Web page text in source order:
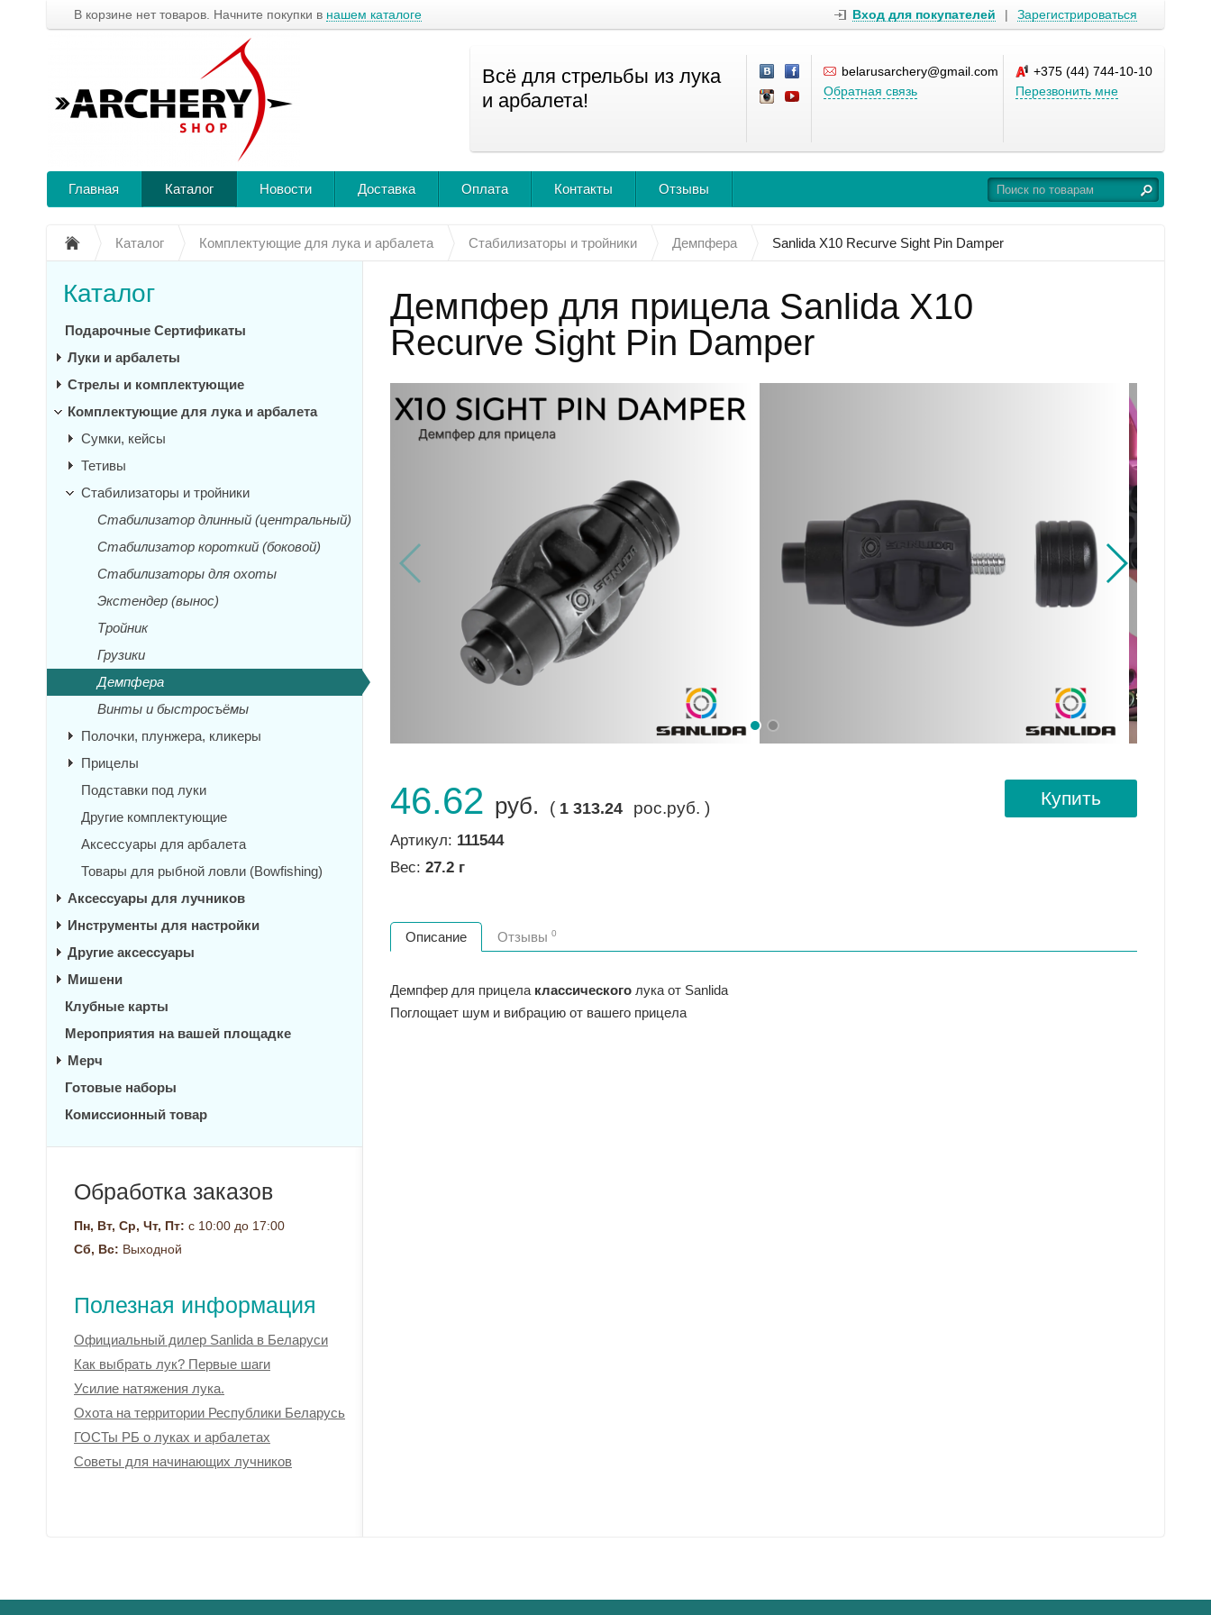
В корзине нет товаров. Начните покупки в нашем каталоге Вход для покупателей | Зарегистрироваться
Всё для стрельбы из лука
и арбалета!
belarusarchery@gmail.com
Обратная связь
+375 (44) 744-10-10
Перезвонить мне
Главная Каталог Новости Доставка Оплата Контакты Отзывы
Каталог Комплектующие для лука и арбалета Стабилизаторы и тройники Демпфера Sanlida X10 Recurve Sight Pin Damper
Демпфер для прицела Sanlida X10
Recurve Sight Pin Damper
46.62 руб. ( 1 313.24 рос.руб. )
Артикул: 111544
Вес: 27.2 г
Купить
Описание Отзывы 0
Демпфер для прицела классического лука от Sanlida
Поглощает шум и вибрацию от вашего прицела
Каталог
Подарочные Сертификаты
Луки и арбалеты
Стрелы и комплектующие
Комплектующие для лука и арбалета
Сумки, кейсы
Тетивы
Стабилизаторы и тройники
Стабилизатор длинный (центральный)
Стабилизатор короткий (боковой)
Стабилизаторы для охоты
Экстендер (вынос)
Тройник
Грузики
Демпфера
Винты и быстросъёмы
Полочки, плунжера, кликеры
Прицелы
Подставки под луки
Другие комплектующие
Аксессуары для арбалета
Товары для рыбной ловли (Bowfishing)
Аксессуары для лучников
Инструменты для настройки
Другие аксессуары
Мишени
Клубные карты
Мероприятия на вашей площадке
Мерч
Готовые наборы
Комиссионный товар
Обработка заказов
Пн, Вт, Ср, Чт, Пт: с 10:00 до 17:00
Сб, Вс: Выходной
Полезная информация
Официальный дилер Sanlida в Беларуси
Как выбрать лук? Первые шаги
Усилие натяжения лука.
Охота на территории Республики Беларусь
ГОСТы РБ о луках и арбалетах
Советы для начинающих лучников